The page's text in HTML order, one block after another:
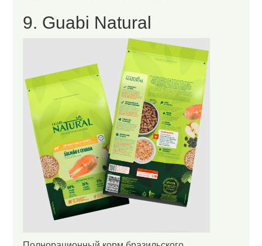
9. Guabi Natural